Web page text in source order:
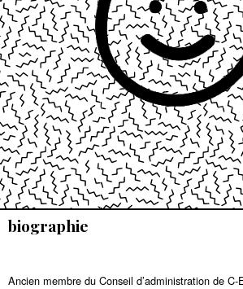
biographie
Ancien membre du Conseil d’administration de C-